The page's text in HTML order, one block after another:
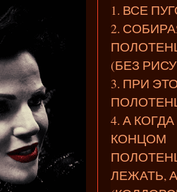
1. ВСЕ
2.
(БЕЗ
3. ПРИ
4. А
КОНЦОМ
ЛЕЖАТЬ,